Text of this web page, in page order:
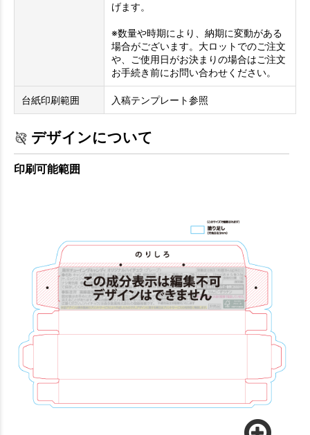
げます。
※数量や時期により、納期に変動がある
場合がございます。大ロットでのご注文
や、ご使用日がお決まりの場合はご注文
お手続き前にお問い合わせください。
台紙印刷範囲 入稿テンプレート参照
デザインについて
印刷可能範囲